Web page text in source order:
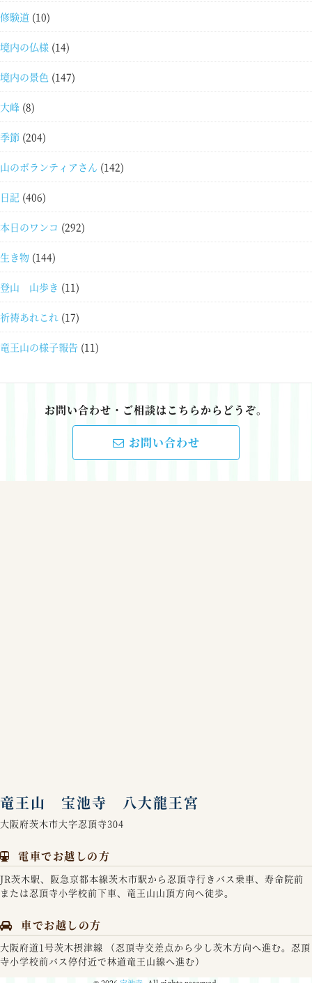
修験道 (10)
境内の仏様 (14)
境内の景色 (147)
大峰 (8)
季節 (204)
山のボランティアさん (142)
日記 (406)
本日のワンコ (292)
生き物 (144)
登山 山歩き (11)
祈祷あれこれ (17)
竜王山の様子報告 (11)
お問い合わせ・ご相談はこちらからどうぞ。
お問い合わせ
竜王山 宝池寺 八大龍王宮
大阪府茨木市大字忍頂寺304
電車でお越しの方
JR茨木駅、阪急京都本線茨木市駅から忍頂寺行きバス乗車、寿命院前
または忍頂寺小学校前下車、竜王山山頂方向へ徒歩。
車でお越しの方
大阪府道1号茨木摂津線 （忍頂寺交差点から少し茨木方向へ進む。忍頂
寺小学校前バス停付近で林道竜王山線へ進む）